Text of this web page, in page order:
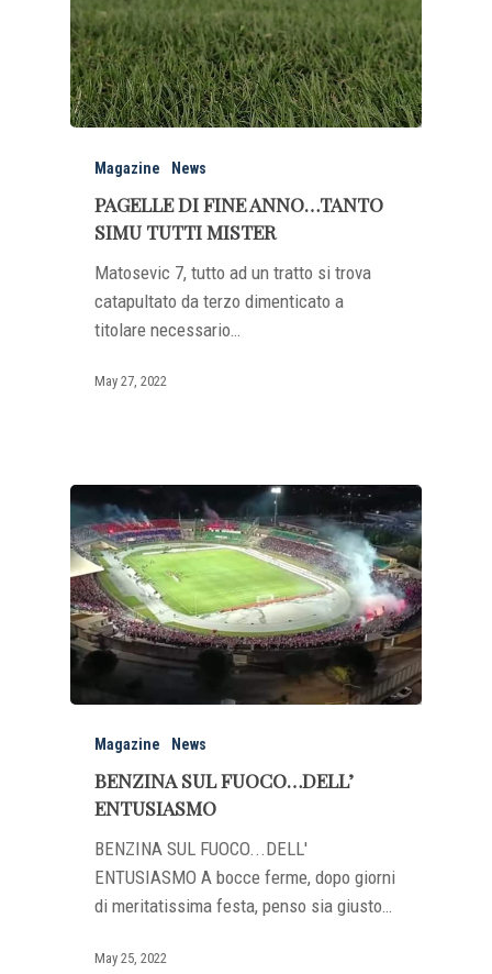
Magazine News
PAGELLE DI FINE ANNO…TANTO
SIMU TUTTI MISTER
Matosevic 7, tutto ad un tratto si trova
catapultato da terzo dimenticato a
titolare necessario…
May 27, 2022
Magazine News
BENZINA SUL FUOCO…DELL’
ENTUSIASMO
BENZINA SUL FUOCO...DELL'
ENTUSIASMO A bocce ferme, dopo giorni
di meritatissima festa, penso sia giusto…
May 25, 2022